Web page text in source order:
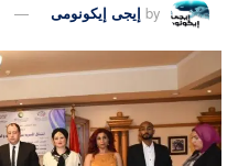
by إيجى إيكونومى